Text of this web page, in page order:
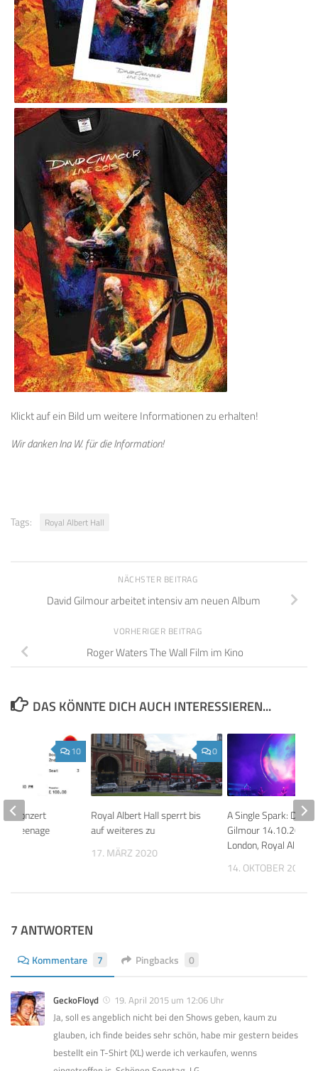
Klickt auf ein Bild um weitere Informationen zu erhalten!
Wir danken Ina W. für die Information!
Tags: Royal Albert Hall
NÄCHSTER BEITRAG
David Gilmour arbeitet intensiv am neuen Album
VORHERIGER BEITRAG
Roger Waters The Wall Film im Kino
DAS KÖNNTE DICH AUCH INTERESSIEREN...
0
Royal Albert Hall sperrt bis
auf weiteres zu
17. MÄRZ 2020
A Single Spark: David
Gilmour 14.10.2024
London, Royal Albert
14. OKTOBER 2025
10
Konzert
Teenage
7 ANTWORTEN
Kommentare 7 Pingbacks 0
GeckoFloyd
19. April 2015 um 12:06 Uhr
Ja, soll es angeblich nicht bei den Shows geben, kaum zu
glauben, ich finde beides sehr schön, habe mir gestern beides
bestellt ein T-Shirt (XL) werde ich verkaufen, wenns